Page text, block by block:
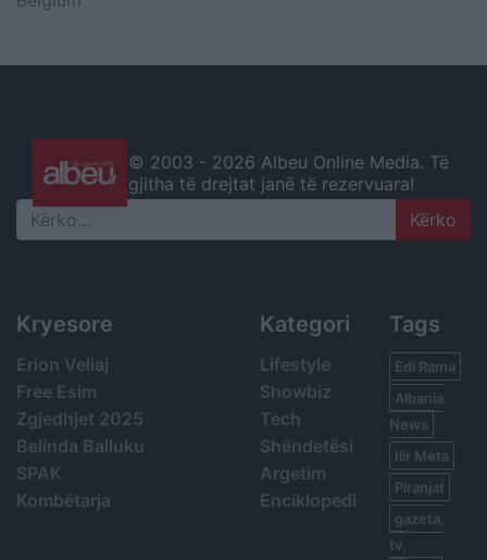
© 2003 - 2026 Albeu Online Media. Të
gjitha të drejtat janë të rezervuara!
Search
Kryesore
Erion Veliaj
Free Esim
Zgjedhjet 2025
Belinda Balluku
SPAK
Kombëtarja
Kategori
Lifestyle
Showbiz
Tech
Shëndetësi
Argetim
Enciklopedi
Tags
Edi Rama
Albania
News
Ilir Meta
Piranjat
gazeta,
tv,